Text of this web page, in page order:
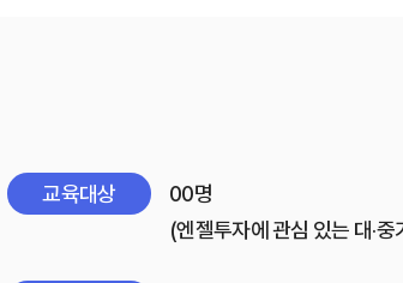
교육대상
00명
(엔젤투자에 관심 있는 대‧